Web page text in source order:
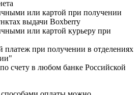
или картой при получении
выдачи Boxberry
или картой курьеру при
при получении в отделениях
счету в любом банке Российской